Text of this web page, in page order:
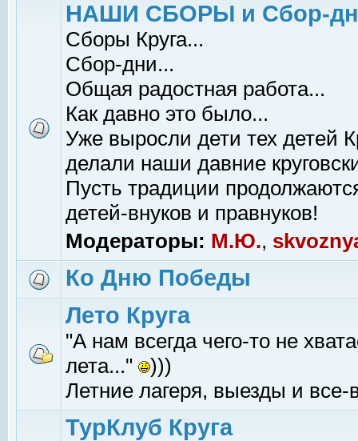
НАШИ СБОРЫ и Сбор-
Сборы Круга...
Сбор-дни...
Общая радостная работа...
Как давно это было...
Уже выросли дети тех детей
делали наши давние
Пусть традиции
детей-внуков и правнуков!
Модераторы: М.Ю.,
Ко Дню Победы
Лето Круга
"А нам всегда чего-то не
лета..."
)))
Летние лагеря, выезды и все-
ТурКлуб Круга